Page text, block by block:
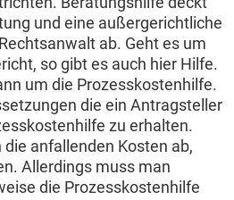
und eine außergerichtliche
ab. Geht es um
so gibt es auch hier Hilfe.
um die Prozesskostenhilfe.
die ein Antragsteller
zu erhalten.
anfallenden Kosten ab,
Allerdings muss man
die Prozesskostenhilfe